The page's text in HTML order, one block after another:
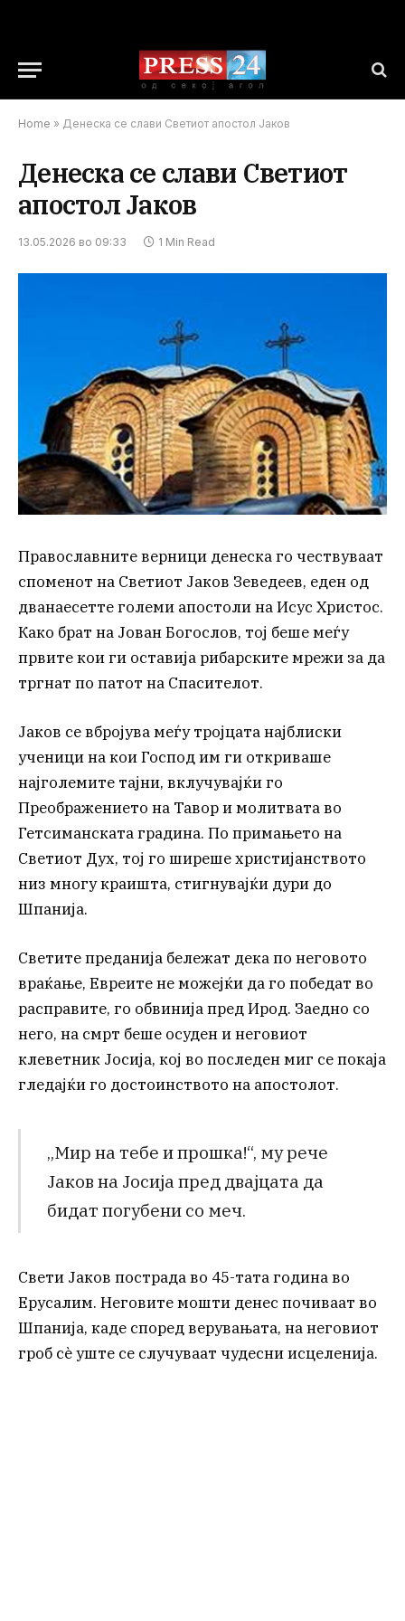
Home » Денеска се слави Светиот апостол Јаков
Денеска се слави Светиот
апостол Јаков
13.05.2026 во 09:33 1 Min Read
Православните верници денеска го чествуваат
споменот на Светиот Јаков Зеведеев, еден од
дванаесетте големи апостоли на Исус Христос.
Како брат на Јован Богослов, тој беше меѓу
првите кои ги оставија рибарските мрежи за да
тргнат по патот на Спасителот.
Јаков се вбројува меѓу тројцата најблиски
ученици на кои Господ им ги откриваше
најголемите тајни, вклучувајќи го
Преображението на Тавор и молитвата во
Гетсиманската градина. По примањето на
Светиот Дух, тој го ширеше христијанството
низ многу краишта, стигнувајќи дури до
Шпанија.
Светите преданија бележат дека по неговото
враќање, Евреите не можејќи да го победат во
расправите, го обвинија пред Ирод. Заедно со
него, на смрт беше осуден и неговиот
клеветник Јосија, кој во последен миг се покаја
гледајќи го достоинството на апостолот.
„Мир на тебе и прошка!“, му рече
Јаков на Јосија пред двајцата да
бидат погубени со меч.
Свети Јаков пострада во 45-тата година во
Ерусалим. Неговите мошти денес почиваат во
Шпанија, каде според верувањата, на неговиот
гроб сè уште се случуваат чудесни исцеленија.